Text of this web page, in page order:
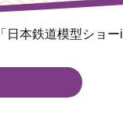
「日本鉄道模型ショ